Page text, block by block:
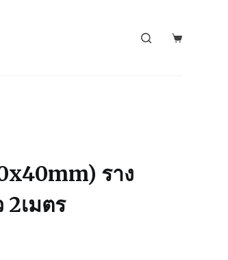
ราง
2เมตร